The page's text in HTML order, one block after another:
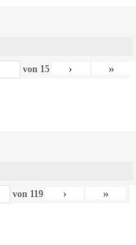
von 15 › »
von 119 › »